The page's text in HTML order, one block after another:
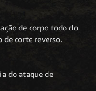
de corpo todo do
de corte reverso.
do ataque de